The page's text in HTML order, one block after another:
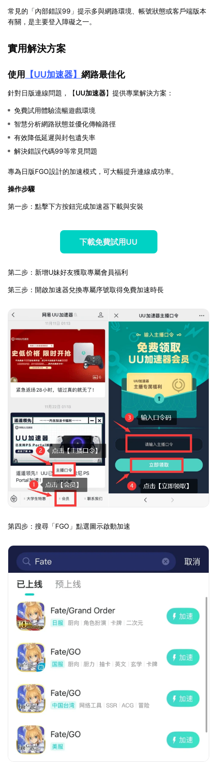
常見的「內部錯誤99」提示多與網路環境、帳號狀態或客戶端版本
有關，是主要登入障礙之一。
實用解決方案
使用 【UU加速器】 網路最佳化
針對日版連線問題，【UU加速器】提供專業解決方案：
免費試用體驗流暢遊戲環境
智慧分析網路狀態並優化傳輸路徑
有效降低延遲與封包遺失率
解決錯誤代碼99等常見問題
專為日版FGO設計的加速模式，可大幅提升連線成功率。
操作步驟
第一步：點擊下方按鈕完成加速器下載與安裝
下載免費試用UU
第二步：新增U妹好友獲取專屬會員福利
第三步：開啟加速器兌換專屬序號取得免費加速時長
第四步：搜尋「FGO」點選圖示啟動加速